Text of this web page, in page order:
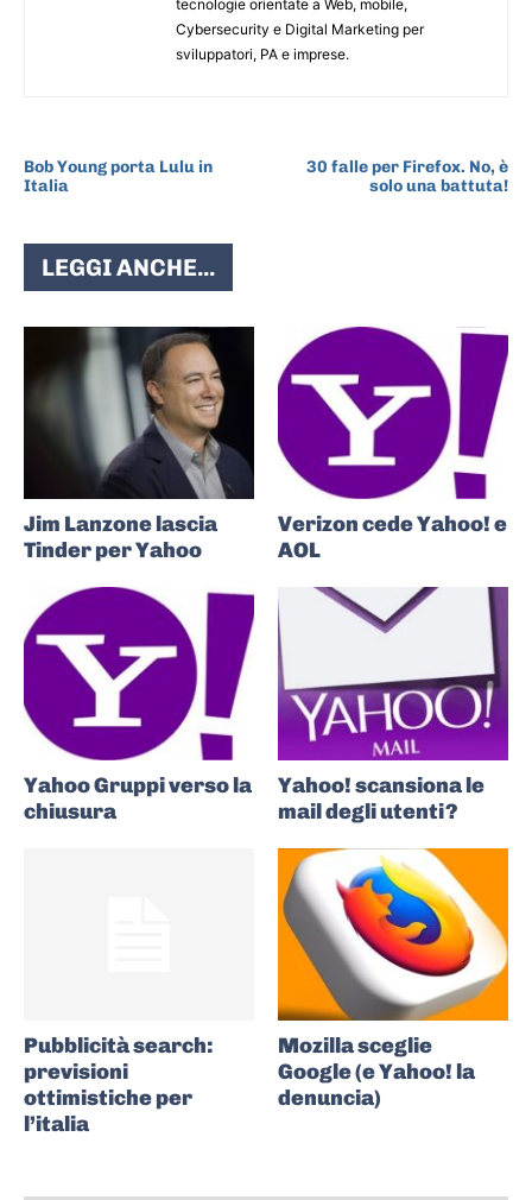
tecnologie orientate a Web, mobile,
Cybersecurity e Digital Marketing per
sviluppatori, PA e imprese.
Bob Young porta Lulu in
Italia
30 falle per Firefox. No, è
solo una battuta!
LEGGI ANCHE...
Jim Lanzone lascia
Tinder per Yahoo
Verizon cede Yahoo! e
AOL
Yahoo Gruppi verso la
chiusura
Yahoo! scansiona le
mail degli utenti?
Pubblicità search:
previsioni
ottimistiche per
l’italia
Mozilla sceglie
Google (e Yahoo! la
denuncia)